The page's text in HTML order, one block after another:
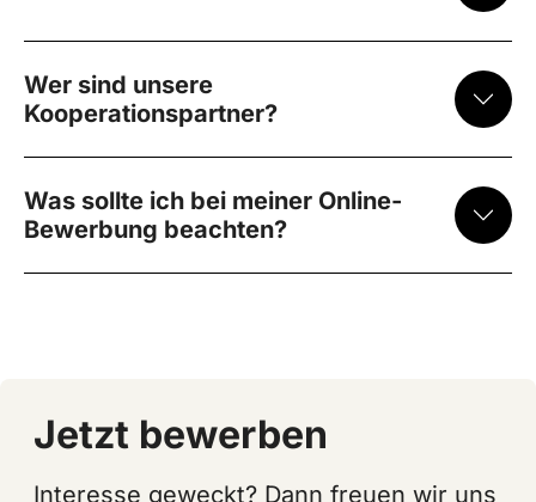
Wer sind unsere
Kooperationspartner?
Was sollte ich bei meiner Online-
Bewerbung beachten?
Jetzt bewerben
Interesse geweckt? Dann freuen wir uns